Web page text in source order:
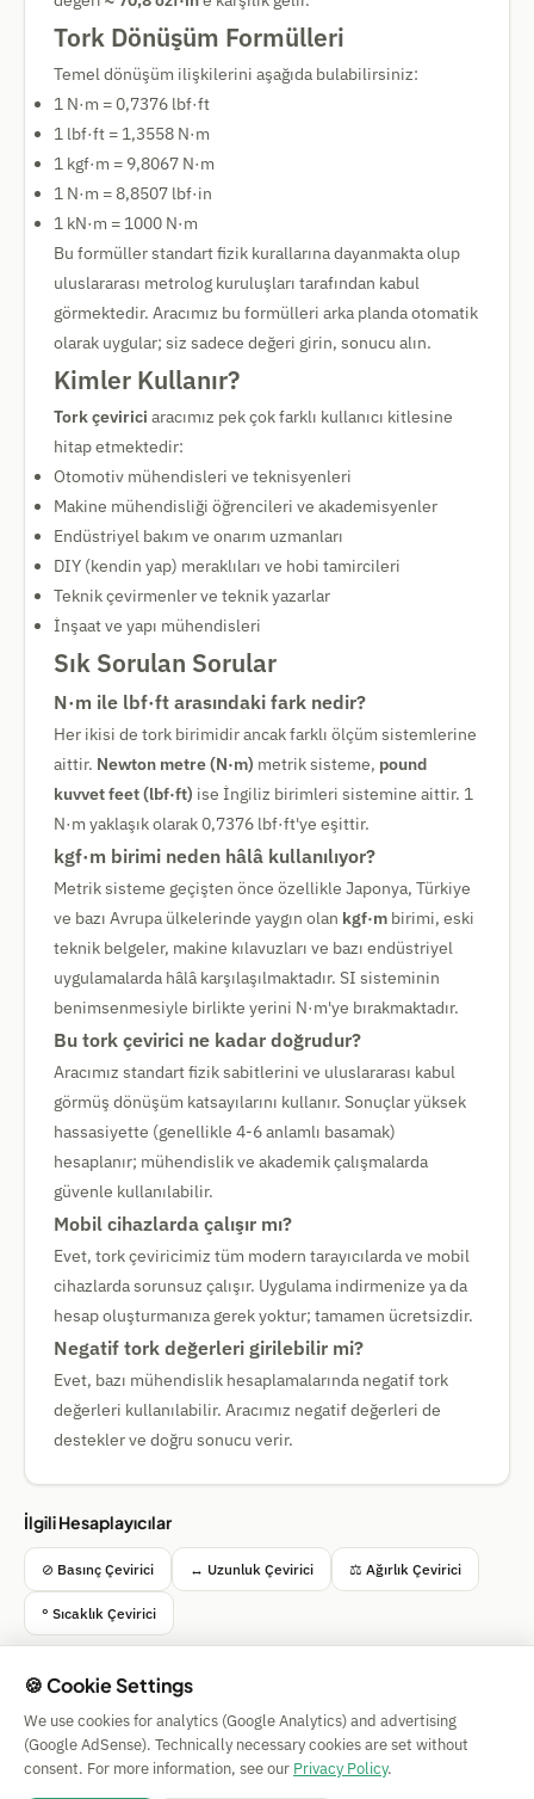
Tork Dönüşüm Formülleri
Temel dönüşüm ilişkilerini aşağıda bulabilirsiniz:
1 N·m = 0,7376 lbf·ft
1 lbf·ft = 1,3558 N·m
1 kgf·m = 9,8067 N·m
1 N·m = 8,8507 lbf·in
1 kN·m = 1000 N·m
Bu formüller standart fizik kurallarına dayanmakta olup
uluslararası metrolog kuruluşları tarafından kabul
görmektedir. Aracımız bu formülleri arka planda otomatik
olarak uygular; siz sadece değeri girin, sonucu alın.
Kimler Kullanır?
Tork çevirici aracımız pek çok farklı kullanıcı kitlesine
hitap etmektedir:
Otomotiv mühendisleri ve teknisyenleri
Makine mühendisliği öğrencileri ve akademisyenler
Endüstriyel bakım ve onarım uzmanları
DIY (kendin yap) meraklıları ve hobi tamircileri
Teknik çevirmenler ve teknik yazarlar
İnşaat ve yapı mühendisleri
Sık Sorulan Sorular
N·m ile lbf·ft arasındaki fark nedir?
Her ikisi de tork birimidir ancak farklı ölçüm sistemlerine
aittir. Newton metre (N·m) metrik sisteme, pound
kuvvet feet (lbf·ft) ise İngiliz birimleri sistemine aittir. 1
N·m yaklaşık olarak 0,7376 lbf·ft'ye eşittir.
kgf·m birimi neden hâlâ kullanılıyor?
Metrik sisteme geçişten önce özellikle Japonya, Türkiye
ve bazı Avrupa ülkelerinde yaygın olan kgf·m birimi, eski
teknik belgeler, makine kılavuzları ve bazı endüstriyel
uygulamalarda hâlâ karşılaşılmaktadır. SI sisteminin
benimsenmesiyle birlikte yerini N·m'ye bırakmaktadır.
Bu tork çevirici ne kadar doğrudur?
Aracımız standart fizik sabitlerini ve uluslararası kabul
görmüş dönüşüm katsayılarını kullanır. Sonuçlar yüksek
hassasiyette (genellikle 4-6 anlamlı basamak)
hesaplanır; mühendislik ve akademik çalışmalarda
güvenle kullanılabilir.
Mobil cihazlarda çalışır mı?
Evet, tork çeviricimiz tüm modern tarayıcılarda ve mobil
cihazlarda sorunsuz çalışır. Uygulama indirmenize ya da
hesap oluşturmanıza gerek yoktur; tamamen ücretsizdir.
Negatif tork değerleri girilebilir mi?
Evet, bazı mühendislik hesaplamalarında negatif tork
değerleri kullanılabilir. Aracımız negatif değerleri de
destekler ve doğru sonucu verir.
İlgili Hesaplayıcılar
⊘ Basınç Çevirici ↔ Uzunluk Çevirici ⚖ Ağırlık Çevirici
° Sıcaklık Çevirici
Simple Calculator
Impressum
| Privacy | Terms |
🍪 Cookies
🍪 Cookie Settings
We use cookies for analytics (Google Analytics) and advertising
(Google AdSense). Technically necessary cookies are set without
consent. For more information, see our Privacy Policy.